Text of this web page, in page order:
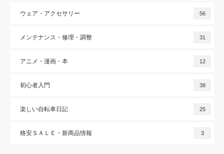
ウェア・アクセサリー 56
メンテナンス・修理・調整 31
アニメ・漫画・本 12
初心者入門 38
楽しい自転車日記 25
格安ＳＡＬＥ・新商品情報 3